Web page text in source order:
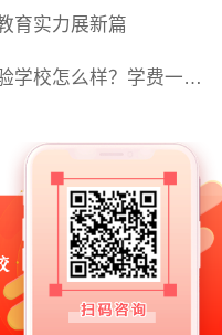
育实力展新篇
下一篇：北京市海淀区崛起实验学校怎么样？学费一年多少？